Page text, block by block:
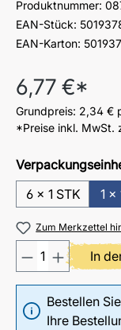
Produktnummer:
EAN-Stück:
EAN-Karton:
Regulärer Preis:
6,77 €*
Grundpreis: 2,34 €
*Preise inkl. MwSt.
6 x 1 STK
Zum Merkzettel
In
Bestellen
Ihre